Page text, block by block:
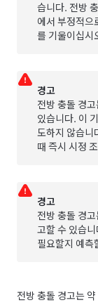
습니다. 전방
에서 부정적으
를 기울이십시
경고
전방 충돌 경
있습니다. 이
도하지 않습니
때 즉시 시정
경고
전방 충돌 경
고할 수 있습
필요할지 예측
전방 충돌 경고는 약